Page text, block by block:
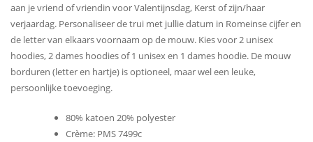
aan je vriend of vriendin voor Valentijnsdag, Kerst of zijn/haar
verjaardag. Personaliseer de trui met jullie datum in Romeinse cijfer en
de letter van elkaars voornaam op de mouw. Kies voor 2 unisex
hoodies, 2 dames hoodies of 1 unisex en 1 dames hoodie. De mouw
borduren (letter en hartje) is optioneel, maar wel een leuke,
persoonlijke toevoeging.
80% katoen 20% polyester
Crème: PMS 7499c